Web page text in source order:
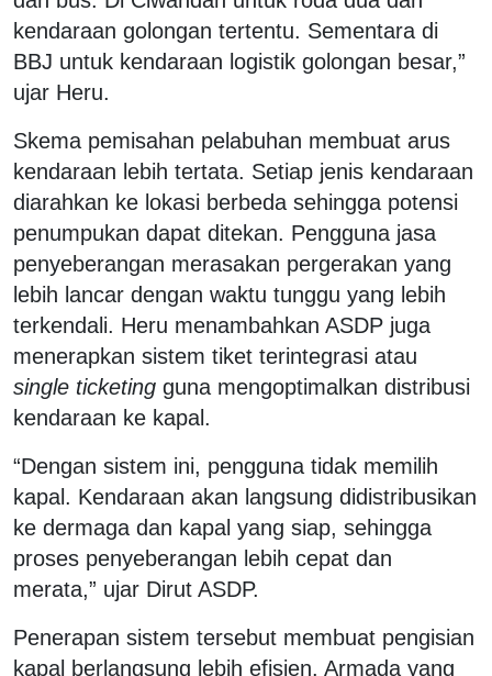
kendaraan golongan tertentu. Sementara di
BBJ untuk kendaraan logistik golongan besar,”
ujar Heru.
Skema pemisahan pelabuhan membuat arus
kendaraan lebih tertata. Setiap jenis kendaraan
diarahkan ke lokasi berbeda sehingga potensi
penumpukan dapat ditekan. Pengguna jasa
penyeberangan merasakan pergerakan yang
lebih lancar dengan waktu tunggu yang lebih
terkendali. Heru menambahkan ASDP juga
menerapkan sistem tiket terintegrasi atau
single ticketing guna mengoptimalkan distribusi
kendaraan ke kapal.
“Dengan sistem ini, pengguna tidak memilih
kapal. Kendaraan akan langsung didistribusikan
ke dermaga dan kapal yang siap, sehingga
proses penyeberangan lebih cepat dan
merata,” ujar Dirut ASDP.
Penerapan sistem tersebut membuat pengisian
kapal berlangsung lebih efisien. Armada yang